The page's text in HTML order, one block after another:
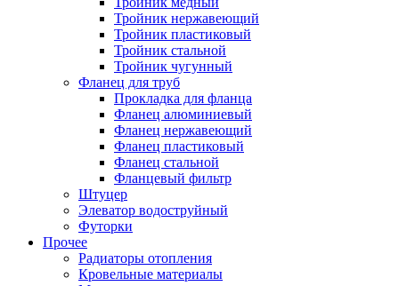
Тройник нержавеющий
Тройник пластиковый
Тройник стальной
Тройник чугунный
Фланец для труб
Прокладка для фланца
Фланец алюминиевый
Фланец нержавеющий
Фланец пластиковый
Фланец стальной
Фланцевый фильтр
Штуцер
Элеватор водоструйный
Футорки
Прочее
Радиаторы отопления
Кровельные материалы